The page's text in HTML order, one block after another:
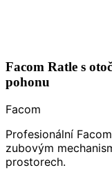
Facom Ratle s
pohonu
Facom
Profesionální
zubovým
prostorech.